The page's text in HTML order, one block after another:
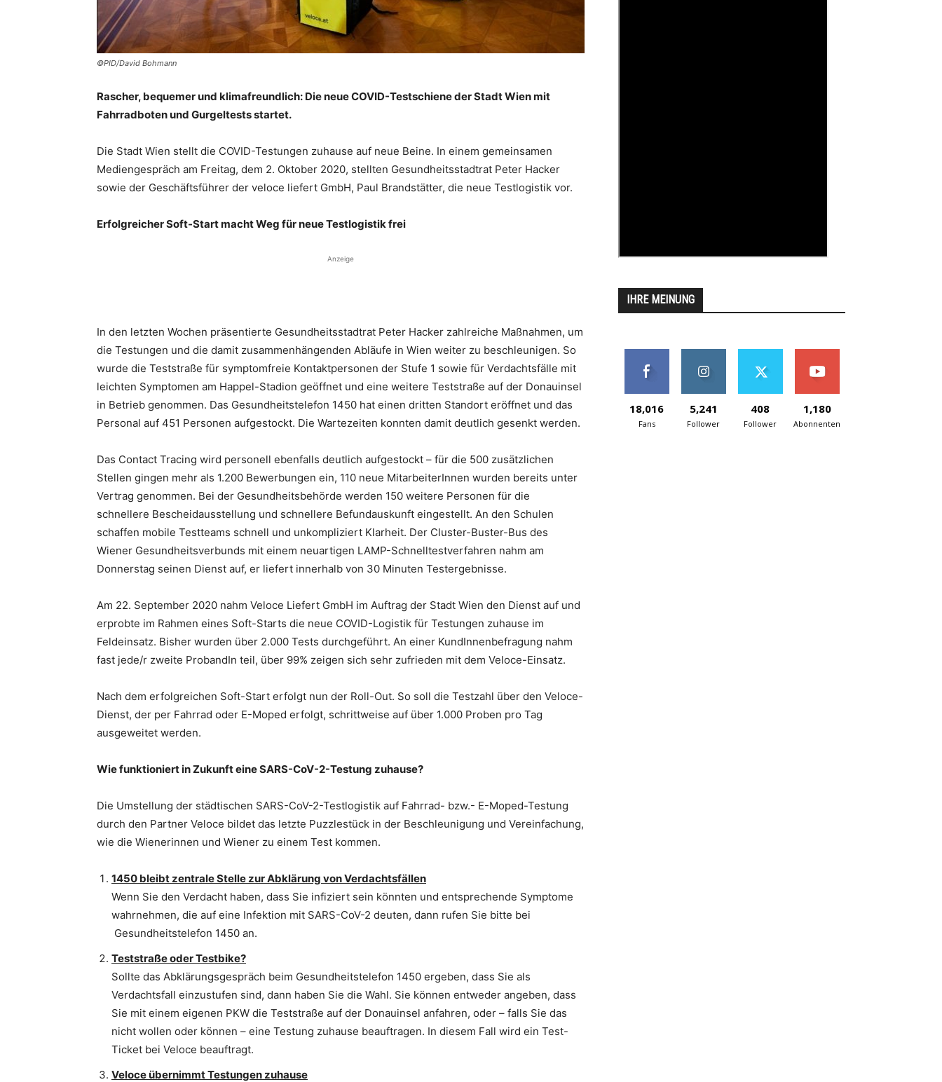
©PID/David Bohmann
Rascher, bequemer und klimafreundlich: Die neue COVID-Testschiene der Stadt Wien mit
Fahrradboten und Gurgeltests startet.
Die Stadt Wien stellt die COVID-Testungen zuhause auf neue Beine. In einem gemeinsamen
Mediengespräch am Freitag, dem 2. Oktober 2020, stellten Gesundheitsstadtrat Peter Hacker
sowie der Geschäftsführer der veloce liefert GmbH, Paul Brandstätter, die neue Testlogistik vor.
Erfolgreicher Soft-Start macht Weg für neue Testlogistik frei
Anzeige
In den letzten Wochen präsentierte Gesundheitsstadtrat Peter Hacker zahlreiche Maßnahmen, um
die Testungen und die damit zusammenhängenden Abläufe in Wien weiter zu beschleunigen. So
wurde die Teststraße für symptomfreie Kontaktpersonen der Stufe 1 sowie für Verdachtsfälle mit
leichten Symptomen am Happel-Stadion geöffnet und eine weitere Teststraße auf der Donauinsel
in Betrieb genommen. Das Gesundheitstelefon 1450 hat einen dritten Standort eröffnet und das
Personal auf 451 Personen aufgestockt. Die Wartezeiten konnten damit deutlich gesenkt werden.
Das Contact Tracing wird personell ebenfalls deutlich aufgestockt – für die 500 zusätzlichen
Stellen gingen mehr als 1.200 Bewerbungen ein, 110 neue MitarbeiterInnen wurden bereits unter
Vertrag genommen. Bei der Gesundheitsbehörde werden 150 weitere Personen für die
schnellere Bescheidausstellung und schnellere Befundauskunft eingestellt. An den Schulen
schaffen mobile Testteams schnell und unkompliziert Klarheit. Der Cluster-Buster-Bus des
Wiener Gesundheitsverbunds mit einem neuartigen LAMP-Schnelltestverfahren nahm am
Donnerstag seinen Dienst auf, er liefert innerhalb von 30 Minuten Testergebnisse.
Am 22. September 2020 nahm Veloce Liefert GmbH im Auftrag der Stadt Wien den Dienst auf und
erprobte im Rahmen eines Soft-Starts die neue COVID-Logistik für Testungen zuhause im
Feldeinsatz. Bisher wurden über 2.000 Tests durchgeführt. An einer KundInnenbefragung nahm
fast jede/r zweite ProbandIn teil, über 99% zeigen sich sehr zufrieden mit dem Veloce-Einsatz.
Nach dem erfolgreichen Soft-Start erfolgt nun der Roll-Out. So soll die Testzahl über den Veloce-
Dienst, der per Fahrrad oder E-Moped erfolgt, schrittweise auf über 1.000 Proben pro Tag
ausgeweitet werden.
Wie funktioniert in Zukunft eine SARS-CoV-2-Testung zuhause?
Die Umstellung der städtischen SARS-CoV-2-Testlogistik auf Fahrrad- bzw.- E-Moped-Testung
durch den Partner Veloce bildet das letzte Puzzlestück in der Beschleunigung und Vereinfachung,
wie die Wienerinnen und Wiener zu einem Test kommen.
1450 bleibt zentrale Stelle zur Abklärung von Verdachtsfällen
Wenn Sie den Verdacht haben, dass Sie infiziert sein könnten und entsprechende Symptome
wahrnehmen, die auf eine Infektion mit SARS-CoV-2 deuten, dann rufen Sie bitte bei
Gesundheitstelefon 1450 an.
Teststraße oder Testbike?
Sollte das Abklärungsgespräch beim Gesundheitstelefon 1450 ergeben, dass Sie als
Verdachtsfall einzustufen sind, dann haben Sie die Wahl. Sie können entweder angeben, dass
Sie mit einem eigenen PKW die Teststraße auf der Donauinsel anfahren, oder – falls Sie das
nicht wollen oder können – eine Testung zuhause beauftragen. In diesem Fall wird ein Test-
Ticket bei Veloce beauftragt.
Veloce übernimmt Testungen zuhause
IHRE MEINUNG
18,016
Fans
5,241
Follower
408
Follower
1,180
Abonnenten